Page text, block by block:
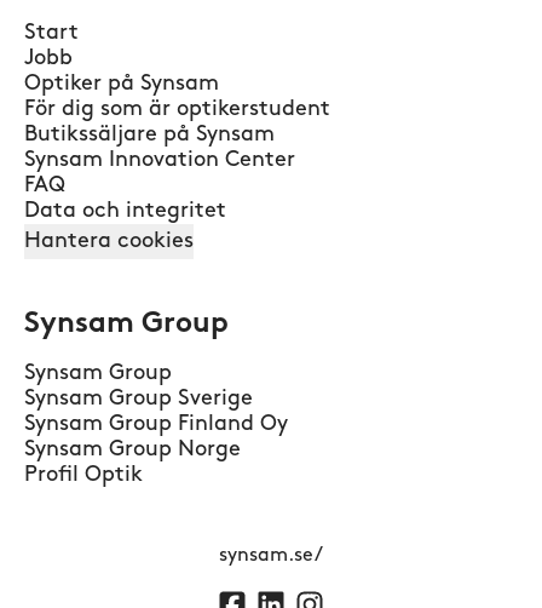
Start
Jobb
Optiker på Synsam
För dig som är optikerstudent
Butikssäljare på Synsam
Synsam Innovation Center
FAQ
Data och integritet
Hantera cookies
Synsam Group
Synsam Group
Synsam Group Sverige
Synsam Group Finland Oy
Synsam Group Norge
Profil Optik
synsam.se/